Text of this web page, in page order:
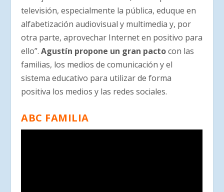
televisión, especialmente la pública, eduque en
alfabetización audiovisual y multimedia y, por
otra parte, aprovechar Internet en positivo para
ello”.Agustín propone un gran pactocon las
familias, los medios de comunicación y el
sistema educativo para utilizar de forma
positiva los medios y las redes sociales.
ABC FAMILIA